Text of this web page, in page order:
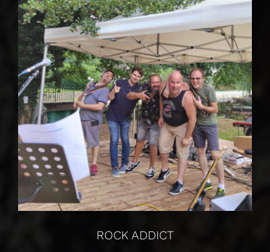
ROCK ADDICT